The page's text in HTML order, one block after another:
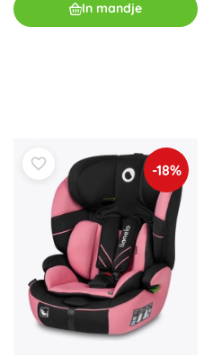
In mandje
-18%